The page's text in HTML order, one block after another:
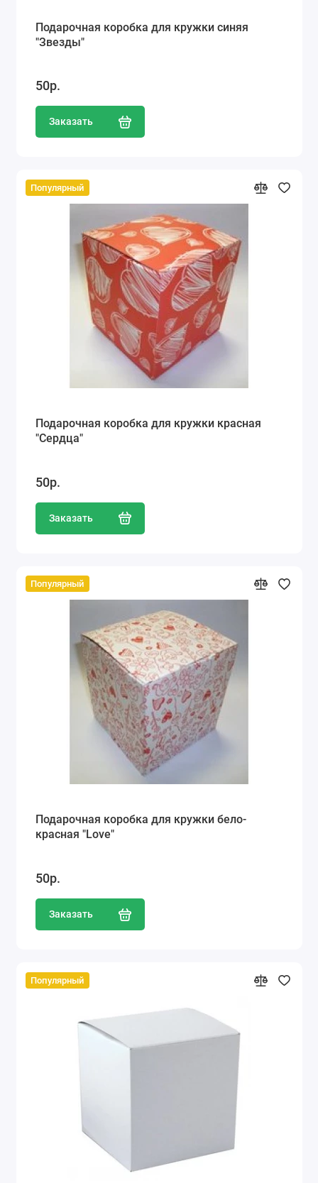
Подарочная коробка для кружки синяя
"Звезды"
50р.
Заказать
Популярный
Подарочная коробка для кружки красная
"Сердца"
50р.
Заказать
Популярный
Подарочная коробка для кружки бело-
красная "Love"
50р.
Заказать
Популярный